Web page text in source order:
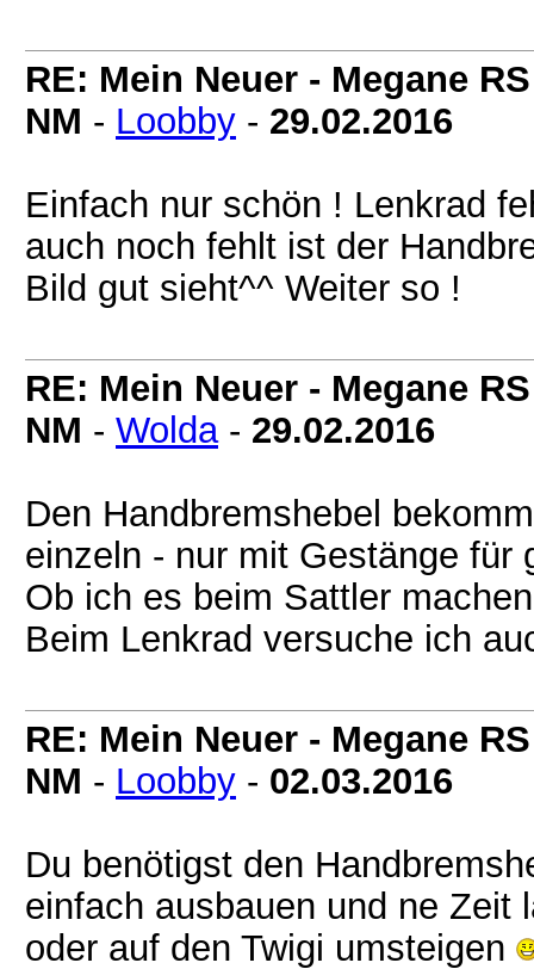
RE: Mein Neuer - Megane
NM - Loobby - 29.02.2016
Einfach nur schön ! Lenkrad
auch noch fehlt ist der
Bild gut sieht^^ Weiter so !
RE: Mein Neuer - Megane
NM - Wolda- 29.02.2016
Den Handbremshebel
einzeln - nur mit Gestänge für
Ob ich es beim Sattler
Beim Lenkrad versuche ich
RE: Mein Neuer - Megane
NM - Loobby - 02.03.2016
Du benötigst den
einfach ausbauen und ne Zeit
oder auf den Twigi umsteigen